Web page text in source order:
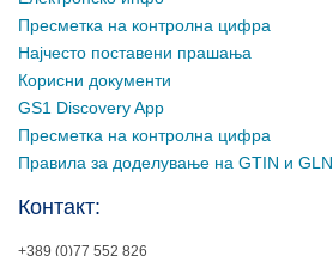
Пресметка на контролна цифра
Најчесто поставени прашања
Корисни документи
GS1 Discovery App
Пресметка на контролна цифра
Правила за доделување на GTIN и GLN
Контакт:
+389 (0)77 552 826